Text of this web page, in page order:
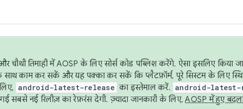
चौथी तिमाही में AOSP के लिए सोर्स कोड पब्लिश करेंगे. ऐसा इसलिए किया
काम कर सकें और यह पक्का कर सकें कि प्लैटफ़ॉर्म, पूरे सिस्टम के लिए स्थिर
android-latest-release का इस्तेमाल करें. android-latest-
सबसे नई रिलीज़ का रेफ़रंस देगी. ज़्यादा जानकारी के लिए,AOSP में हुए